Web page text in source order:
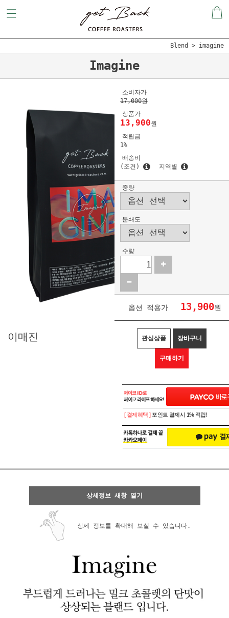
Blend imagine
Imagine
이매진
소비자가
17,000원
상품가
13,900원
적립금
1%
배송비
(조건)
지역별
중량
분쇄도
수량
옵션 적용가 13,900원
관심상품 장바구니
구매하기
[ 결제혜택 ] 포인트 결제시 1% 적립!
상세정보 새창 열기
상세 정보를 확대해 보실 수 있습니다.